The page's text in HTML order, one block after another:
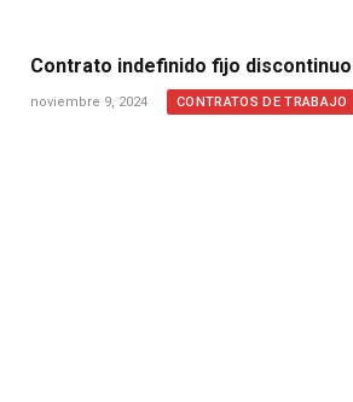
Contrato indefinido fijo discontinuo
noviembre 9, 2024 CONTRATOS DE TRABAJO